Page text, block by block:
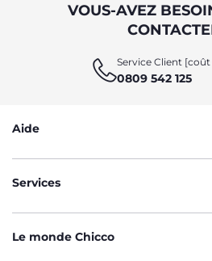
VOUS-AVEZ
Service Client
0809 542 125
Aide
Services
Le monde Chicco